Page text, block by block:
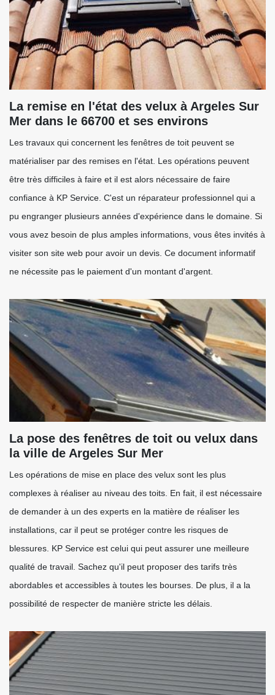
La remise en l'état des velux à Argeles Sur
Mer dans le 66700 et ses environs
Les travaux qui concernent les fenêtres de toit peuvent se
matérialiser par des remises en l'état. Les opérations peuvent
être très difficiles à faire et il est alors nécessaire de faire
confiance à KP Service. C'est un réparateur professionnel qui a
pu engranger plusieurs années d'expérience dans le domaine. Si
vous avez besoin de plus amples informations, vous êtes invités à
visiter son site web pour avoir un devis. Ce document informatif
ne nécessite pas le paiement d'un montant d'argent.
La pose des fenêtres de toit ou velux dans
la ville de Argeles Sur Mer
Les opérations de mise en place des velux sont les plus
complexes à réaliser au niveau des toits. En fait, il est nécessaire
de demander à un des experts en la matière de réaliser les
installations, car il peut se protéger contre les risques de
blessures. KP Service est celui qui peut assurer une meilleure
qualité de travail. Sachez qu'il peut proposer des tarifs très
abordables et accessibles à toutes les bourses. De plus, il a la
possibilité de respecter de manière stricte les délais.